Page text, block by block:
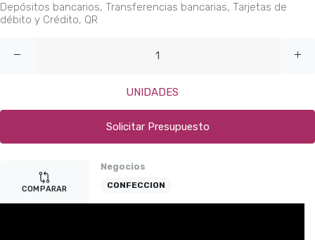
Depósitos bancarios, Transferencias bancarias, Tarjetas de
débito y Crédito, QR
UNIDADES
Solicitar Presupuesto
COMPARAR
Negocios
CONFECCION